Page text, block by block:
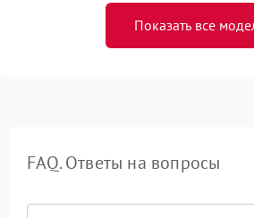
Показать все
FAQ. Ответы на вопросы